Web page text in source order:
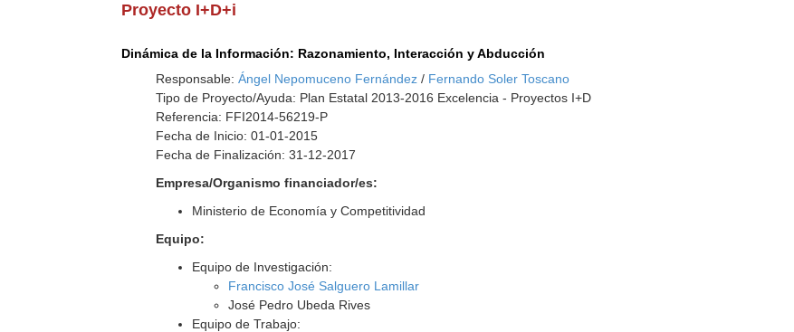
Proyecto I+D+i
Dinámica de la Información: Razonamiento, Interacción y Abducción
Responsable:Ángel Nepomuceno Fernández / Fernando Soler Toscano
Tipo de Proyecto/Ayuda: Plan Estatal 2013-2016 Excelencia - Proyectos I+D
Referencia: FFI2014-56219-P
Fecha de Inicio: 01-01-2015
Fecha de Finalización: 31-12-2017
Empresa/Organismo financiador/es:
Ministerio de Economía y Competitividad
Equipo:
Equipo de Investigación:
Francisco José Salguero Lamillar
José Pedro Ubeda Rives
Equipo de Trabajo: